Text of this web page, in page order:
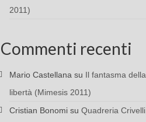
2011)
Commenti recenti
Mario Castellana su Il fantasma della
libertà (Mimesis 2011)
Cristian Bonomisu Quadreria Crivelli,